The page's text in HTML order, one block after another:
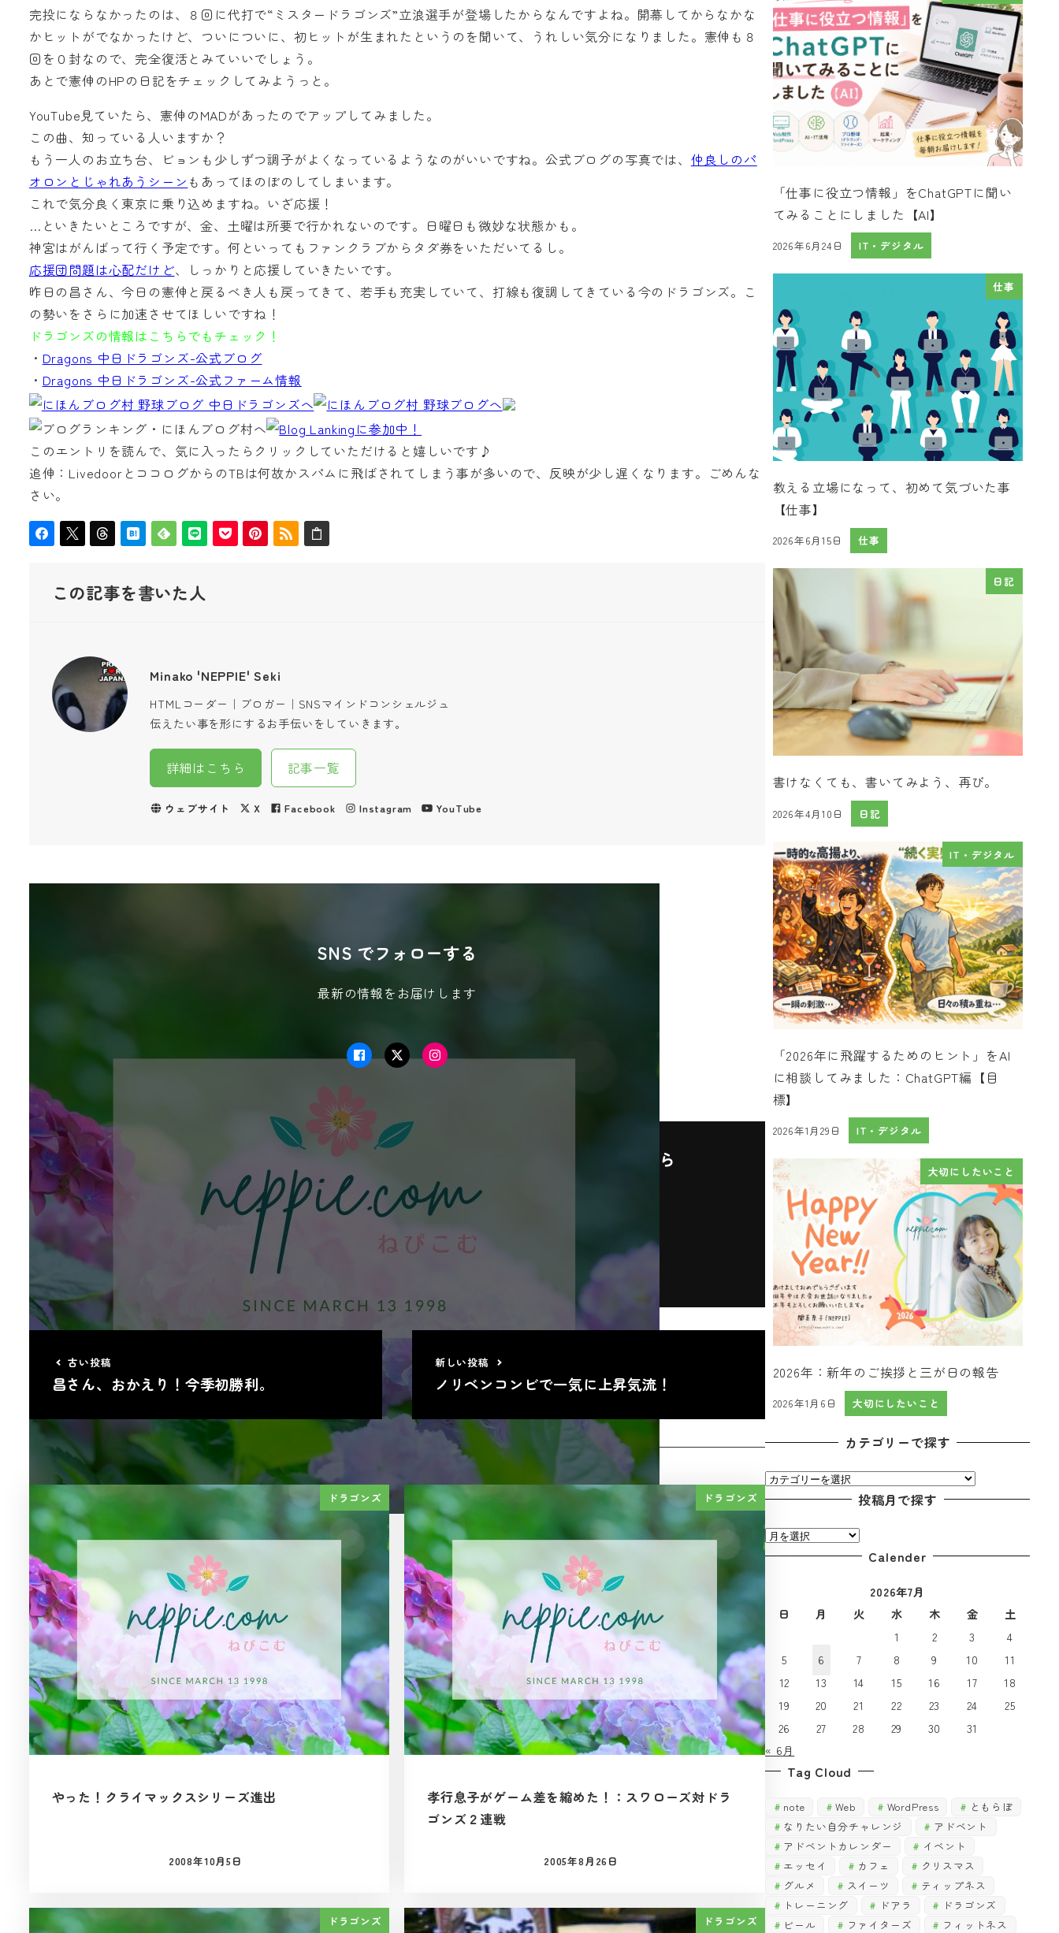
完投にならなかったのは、８回に代打で“ミスタードラゴンズ”立浪選手が登場したからなんですよね。開幕してからなかな
かヒットがでなかったけど、ついについに、初ヒットが生まれたというのを聞いて、うれしい気分になりました。憲伸も８
回を０封なので、完全復活とみていいでしょう。
あとで憲伸のHPの日記をチェックしてみようっと。
YouTube見ていたら、憲伸のMADがあったのでアップしてみました。
この曲、知っている人いますか？
もう一人のお立ち台、ビョンも少しずつ調子がよくなっているようなのがいいですね。公式ブログの写真では、 仲良しのパ
オロンとじゃれあうシーン もあってほのぼのしてしまいます。
これで気分良く東京に乗り込めますね。いざ応援！
…といきたいところですが、金、土曜は所要で行かれないのです。日曜日も微妙な状態かも。
神宮はがんばって行く予定です。何といってもファンクラブからタダ券をいただいてるし。
応援団問題は心配だけど、しっかりと応援していきたいです。
昨日の昌さん、今日の憲伸と戻るべき人も戻ってきて、若手も充実していて、打線も復調してきている今のドラゴンズ。こ
の勢いをさらに加速させてほしいですね！
ドラゴンズの情報はこちらでもチェック！
・ Dragons 中日ドラゴンズ-公式ブログ
・ Dragons 中日ドラゴンズ-公式ファーム情報
このエントリを読んで、気に入ったらクリックしていただけると嬉しいです♪
追伸：LivedoorとココログからのTBは何故かスパムに飛ばされてしまう事が多いので、反映が少し遅くなります。ごめんな
さい。
この記事を書いた人
Minako 'NEPPIE' Seki
HTMLコーダー｜ブロガー｜SNSマインドコンシェルジュ
伝えたい事を形にするお手伝いをしていきます。
詳細はこちら 記事一覧
ウェブサイト X Facebook Instagram YouTube
SNS でフォローする
最新の情報をお届けします
FacebookTwitterInstagram
この記事が気に入ったら
古い投稿
昌さん、おかえり！今季初勝利。
新しい投稿
ノリベンコンビで一気に上昇気流！
ドラゴンズ
やった！クライマックスシリーズ進出
投稿日
2008年10月5日
ドラゴンズ
孝行息子がゲーム差を縮めた！：スワローズ対ドラ
ゴンズ２連戦
投稿日
2005年8月26日
ドラゴンズ ドラゴンズ
「仕事に役立つ情報」をChatGPTに聞い
てみることにしました【AI】
投稿日
2026年6月24日 IT・デジタル
仕事
教える立場になって、初めて気づいた事
【仕事】
投稿日
2026年6月15日 仕事
日記
書けなくても、書いてみよう、再び。
投稿日
2026年4月10日 日記
IT・デジタル
「2026年に飛躍するためのヒント」をAI
に相談してみました：ChatGPT編【目
標】
投稿日
2026年1月29日 IT・デジタル
大切にしたいこと
2026年：新年のご挨拶と三が日の報告
投稿日
2026年1月6日 大切にしたいこと
カテゴリーで探す
カ
テ
リ
ー
で
探
投稿月で探す
投
稿
月
Calender
2026年7月
日
月 火 水 木 金
土
1
2 3
4
5
6 7 8 9 10
11
12
13 14 15 16 17
18
19
20 21 22 23 24
25
26
27 28 29 30
31
« 6月
Tag Cloud
note Web WordPress
ともらぼ
なりたい自分チャレンジ
アドベント
アドベントカレンダー
イベント
エッセイ
カフェ
クリスマス
グルメ
スイーツ
ティップネス
トレーニング
ドアラ
ドラゴンズ
ビール
ファイターズ フィットネス